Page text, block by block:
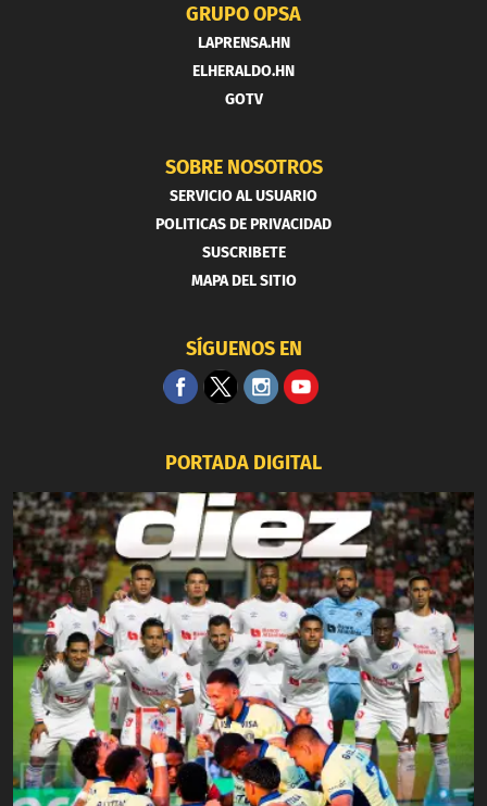
GRUPO OPSA
LAPRENSA.HN
ELHERALDO.HN
GOTV
SOBRE NOSOTROS
SERVICIO AL USUARIO
POLITICAS DE PRIVACIDAD
SUSCRIBETE
MAPA DEL SITIO
SÍGUENOS EN
PORTADA DIGITAL